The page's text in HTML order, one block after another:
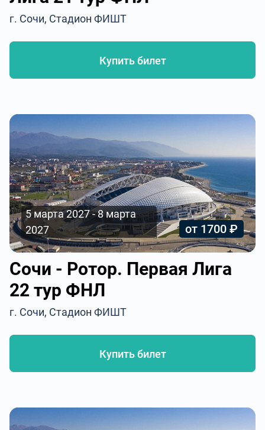
г. Сочи, Стадион ФИШТ
Купить билет
5 марта 2027 - 8 марта
2027
от 1700 ₽
Сочи - Ротор. Первая Лига
22 тур ФНЛ
г. Сочи, Стадион ФИШТ
Купить билет